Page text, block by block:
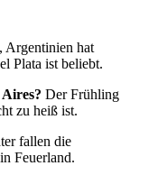
Argentinien hat
Plata ist beliebt.
Der Frühling
zu heiß ist.
fallen die
Feuerland.